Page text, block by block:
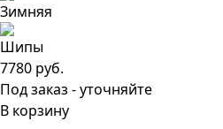
7780 руб.
Под заказ - уточняйте
В корзину